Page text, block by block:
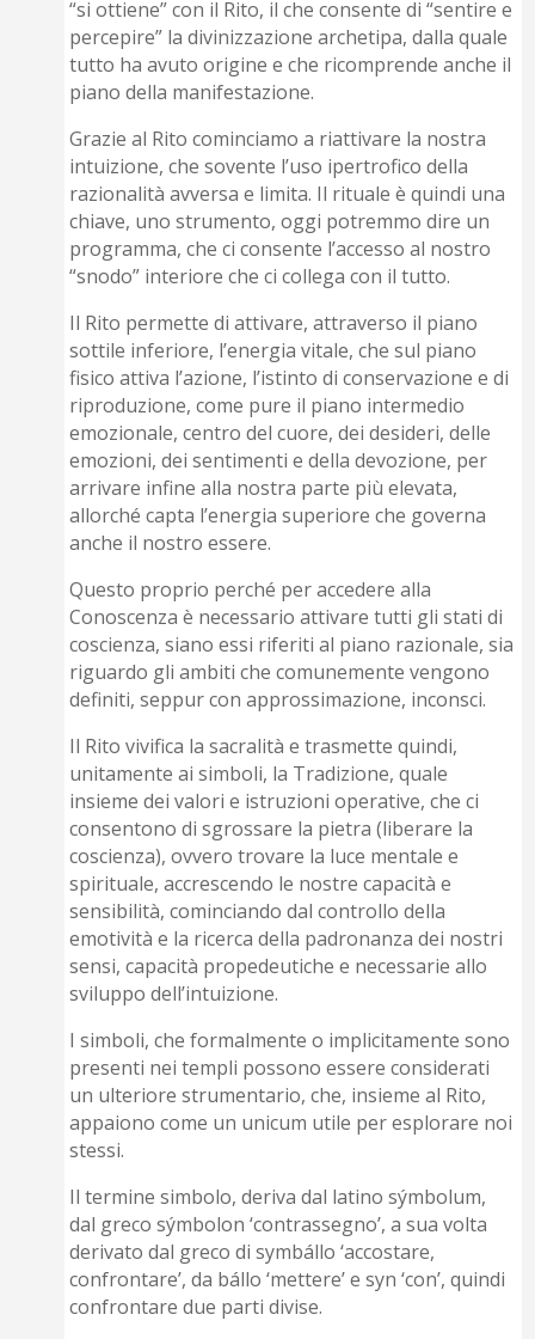
“si ottiene” con il Rito, il che consente di “sentire e
percepire” la divinizzazione archetipa, dalla quale
tutto ha avuto origine e che ricomprende anche il
piano della manifestazione.
Grazie al Rito cominciamo a riattivare la nostra
intuizione, che sovente l’uso ipertrofico della
razionalità avversa e limita. Il rituale è quindi una
chiave, uno strumento, oggi potremmo dire un
programma, che ci consente l’accesso al nostro
“snodo” interiore che ci collega con il tutto.
Il Rito permette di attivare, attraverso il piano
sottile inferiore, l’energia vitale, che sul piano
fisico attiva l’azione, l’istinto di conservazione e di
riproduzione, come pure il piano intermedio
emozionale, centro del cuore, dei desideri, delle
emozioni, dei sentimenti e della devozione, per
arrivare infine alla nostra parte più elevata,
allorché capta l’energia superiore che governa
anche il nostro essere.
Questo proprio perché per accedere alla
Conoscenza è necessario attivare tutti gli stati di
coscienza, siano essi riferiti al piano razionale, sia
riguardo gli ambiti che comunemente vengono
definiti, seppur con approssimazione, inconsci.
Il Rito vivifica la sacralità e trasmette quindi,
unitamente ai simboli, la Tradizione, quale
insieme dei valori e istruzioni operative, che ci
consentono di sgrossare la pietra (liberare la
coscienza), ovvero trovare la luce mentale e
spirituale, accrescendo le nostre capacità e
sensibilità, cominciando dal controllo della
emotività e la ricerca della padronanza dei nostri
sensi, capacità propedeutiche e necessarie allo
sviluppo dell’intuizione.
I simboli, che formalmente o implicitamente sono
presenti nei templi possono essere considerati
un ulteriore strumentario, che, insieme al Rito,
appaiono come un unicum utile per esplorare noi
stessi.
Il termine simbolo, deriva dal latino sýmbolum,
dal greco sýmbolon ‘contrassegno’, a sua volta
derivato dal greco di symbállo ‘accostare,
confrontare’, da bállo ‘mettere’ e syn ‘con’, quindi
confrontare due parti divise.